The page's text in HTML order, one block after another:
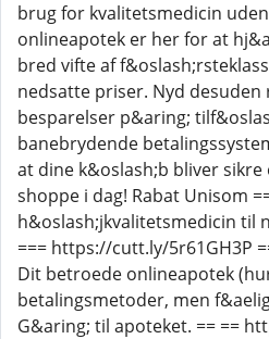
brug for kvalitetsmedicin
onlineapotek er her for at
bred vifte af
nedsatte priser. Nyd desuden
besparelser p&aring;
banebrydende
at dine k&oslash;b bliver
shoppe i dag! Rabat Unisom
h&oslash;jkvalitetsmedicin til
=== https://cutt.ly/5r61GH3P
Dit betroede onlineapotek
betalingsmetoder, men
G&aring; til apoteket. == ==